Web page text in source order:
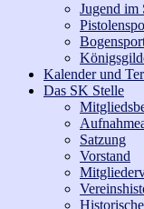
Jugend im
Kalender und
Das SK Stelle
Satzung
Vorstand